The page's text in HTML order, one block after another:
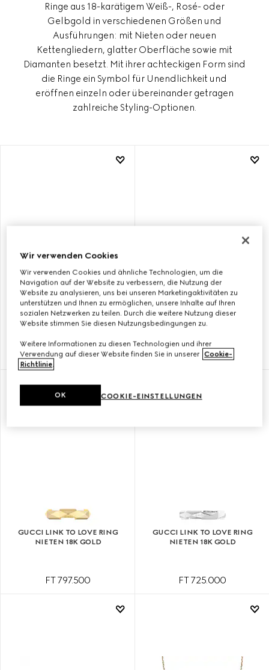
Ringe aus 18-karätigem Weiß-, Rosé- oder
Gelbgold in verschiedenen Größen und
Ausführungen: mit Nieten oder neuen
Kettengliedern, glatter Oberfläche sowie mit
Diamanten besetzt. Mit ihrer achteckigen Form sind
die Ringe ein Symbol für Unendlichkeit und
eröffnen einzeln oder übereinander getragen
zahlreiche Styling-Optionen.
GUCCI LINK TO LOVE RING
SPIEGEL-FINISH 18K GOLD
FT 444.500
GUCCI LINK TO LOVE RING
NIETEN 18K GOLD
FT 685.000
GUCCI LINK TO LOVE RING
NIETEN 18K GOLD
FT 797.500
GUCCI LINK TO LOVE RING
NIETEN 18K GOLD
FT 725.000
Wir verwenden Cookies
Wir verwenden Cookies und ähnliche Technologien, um die
Navigation auf der Website zu verbessern, die Nutzung der
Website zu analysieren, uns bei unseren Marketingaktivitäten zu
unterstützen und Ihnen zu ermöglichen, unsere Inhalte auf Ihren
sozialen Netzwerken zu teilen. Durch die weitere Nutzung dieser
Website stimmen Sie diesen Nutzungsbedingungen zu.
Weitere Informationen zu diesen Technologien und ihrer
Verwendung auf dieser Website finden Sie in unserer Cookie-
Richtlinie.
COOKIE-EINSTELLUNGEN
OK